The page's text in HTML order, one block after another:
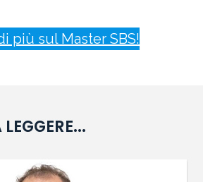
più sul Master SBS!